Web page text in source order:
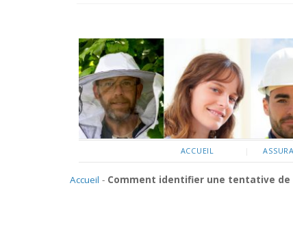
ACCUEIL
Accueil - Comment identifier une tentative de